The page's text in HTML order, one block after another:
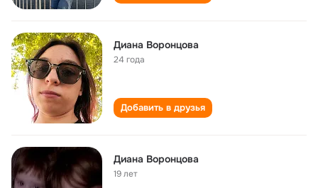
Диана Воронцова
24 года
Добавить в друзья
Диана Воронцова
19 лет